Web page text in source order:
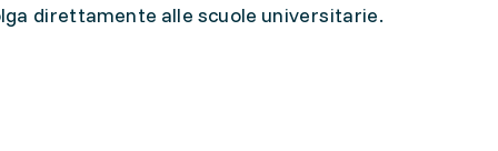
direttamente alle scuole universitarie.